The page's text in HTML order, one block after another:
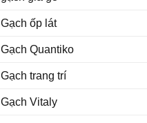
Gạch ốp lát
Gạch Quantiko
Gạch trang trí
Gạch Vitaly